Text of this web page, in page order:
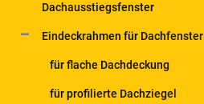
Dachausstiegsfenster
Eindeckrahmen für Dachfenster
für flache Dachdeckung
für profilierte Dachziegel